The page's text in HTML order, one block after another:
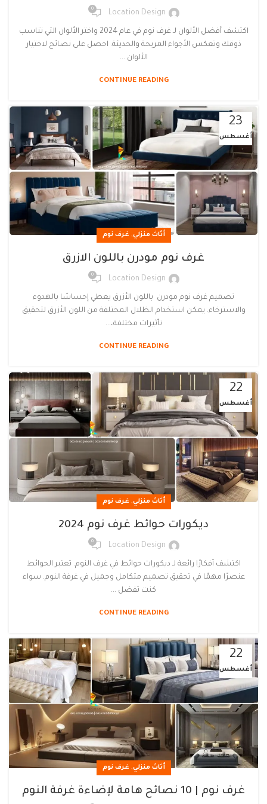
Location Design
0
اكتشف أفضل الألوان لـ غرف نوم في عام 2024 واختر الألوان التي تناسب
ذوقك وتعكس الأجواء المريحة والحديثة. احصل على نصائح لاختيار
الألوان ...
CONTINUE READING
23
أغسطس
أثاث منزلي, غرف نوم
غرف نوم مودرن باللون الازرق
Location Design
0
تصميم غرف نوم مودرن باللون الأزرق يعطي إحساسًا بالهدوء
والاسترخاء. يمكن استخدام الظلال المختلفة من اللون الأزرق لتحقيق
تأثيرات مختلفة،...
CONTINUE READING
22
أغسطس
أثاث منزلي, غرف نوم
ديكورات حوائط غرف نوم 2024
Location Design
0
اكتشف أفكارًا رائعة لـ ديكورات حوائط في غرف النوم. تعتبر الحوائط
عنصرًا مهمًا في تحقيق تصميم متكامل وجميل في غرفة النوم. سواء
كنت تفضل ...
CONTINUE READING
22
أغسطس
أثاث منزلي, غرف نوم
غرف نوم | 10 نصائح هامة لإضاءة غرفة النوم